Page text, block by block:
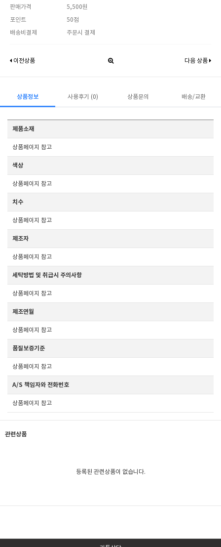
판매가격
5,500원
포인트
50점
배송비결제
주문시 결제
이전상품 다음 상품
상품정보 사용후기 (0) 상품문의 배송/교환
제품소재
상품페이지 참고
색상
상품페이지 참고
치수
상품페이지 참고
제조자
상품페이지 참고
세탁방법 및 취급시 주의사항
상품페이지 참고
제조연월
상품페이지 참고
품질보증기준
상품페이지 참고
A/S 책임자와 전화번호
상품페이지 참고
관련상품
등록된 관련상품이 없습니다.